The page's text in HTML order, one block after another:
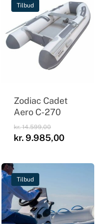
Tilbud
Zodiac Cadet
Aero C-270
kr.14.599,00Den
oprindelige
kr. 14.599,00.
kr. 9.985,00Den
Tilbud